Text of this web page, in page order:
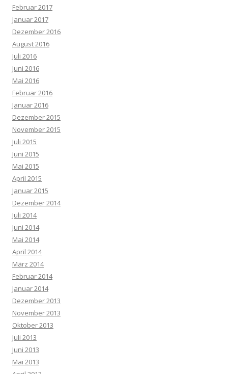
Februar 2017
Januar 2017
Dezember 2016
August 2016
Juli 2016
Juni 2016
Mai 2016
Februar 2016
Januar 2016
Dezember 2015
November 2015
Juli 2015
Juni 2015
Mai 2015
April 2015
Januar 2015
Dezember 2014
Juli 2014
Juni 2014
Mai 2014
April 2014
März 2014
Februar 2014
Januar 2014
Dezember 2013
November 2013
Oktober 2013
Juli 2013
Juni 2013
Mai 2013